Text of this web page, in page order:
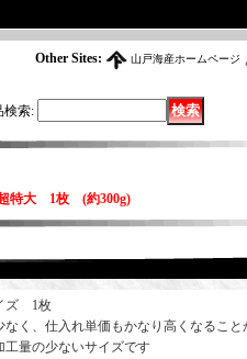
Other Sites: 山戸海産ホームページ
検索:
特大 1枚 (約300g)
ズ 1枚
なく、仕入れ単価もかなり高くなること
工量の少ないサイズです